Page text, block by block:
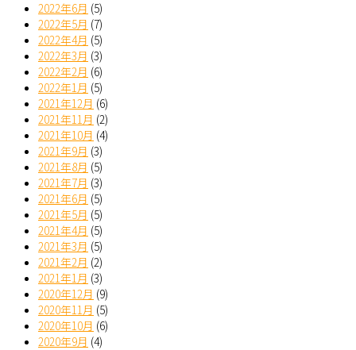
2022年6月 (5)
2022年5月 (7)
2022年4月 (5)
2022年3月 (3)
2022年2月 (6)
2022年1月 (5)
2021年12月 (6)
2021年11月 (2)
2021年10月 (4)
2021年9月 (3)
2021年8月 (5)
2021年7月 (3)
2021年6月 (5)
2021年5月 (5)
2021年4月 (5)
2021年3月 (5)
2021年2月 (2)
2021年1月 (3)
2020年12月 (9)
2020年11月 (5)
2020年10月 (6)
2020年9月 (4)